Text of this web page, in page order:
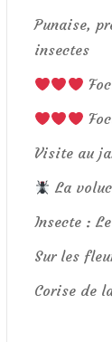
Punaise,
insectes
Visite au
La
Insecte :
Sur les
Corise de